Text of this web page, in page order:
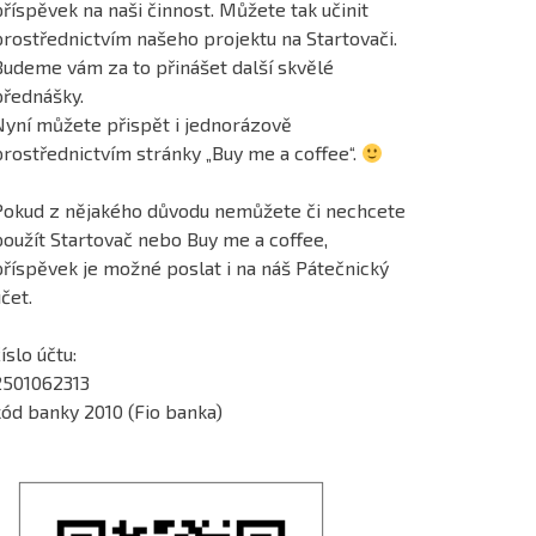
na naši činnost. Můžete tak učinit
našeho projektu na Startovači.
vám za to přinášet další skvělé
můžete přispět i jednorázově
stránky „Buy me a coffee“.
z nějakého důvodu nemůžete či nechcete
Startovač nebo Buy me a coffee,
je možné poslat i na náš Pátečnický
účtu:
banky 2010 (Fio banka)